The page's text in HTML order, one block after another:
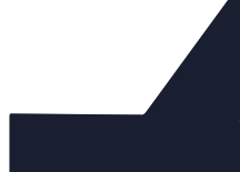
Ду80 Ру16